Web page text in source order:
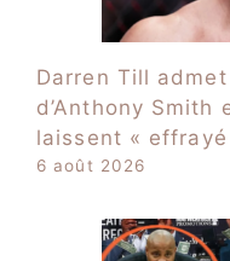
Darren Till
d’Anthony Smith
laissent «
6 août 2026